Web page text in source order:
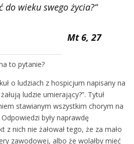
do wieku swego życia?“
Mt 6, 27
to pytanie?
o ludziach z hospicjum napisany na
ludzie umierający?”. Tytuł
stawianym wszystkim chorym na
były naprawdę
z nich nie żałował tego, że za mało
zawodowej, albo że wolałby mieć